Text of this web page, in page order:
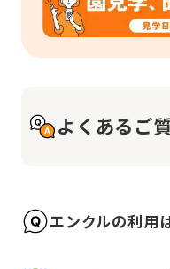
よくあるご
エンクルの利用